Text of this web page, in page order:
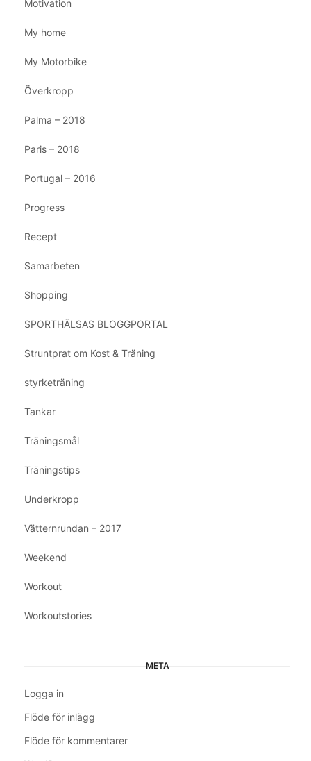
Motivation
My home
My Motorbike
Överkropp
Palma – 2018
Paris – 2018
Portugal – 2016
Progress
Recept
Samarbeten
Shopping
SPORTHÄLSAS BLOGGPORTAL
Struntprat om Kost & Träning
styrketräning
Tankar
Träningsmål
Träningstips
Underkropp
Vätternrundan – 2017
Weekend
Workout
Workoutstories
META
Logga in
Flöde för inlägg
Flöde för kommentarer